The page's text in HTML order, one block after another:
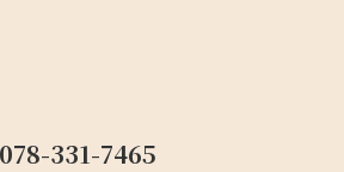
078-331-7465